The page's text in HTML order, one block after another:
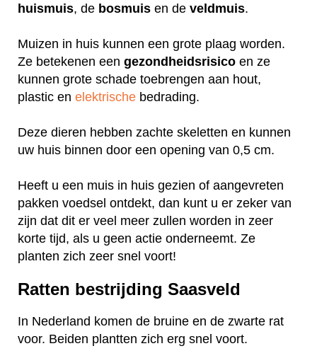
huismuis, de bosmuis en de veldmuis.
Muizen in huis kunnen een grote plaag worden.
Ze betekenen een gezondheidsrisico en ze
kunnen grote schade toebrengen aan hout,
plastic en elektrische bedrading.
Deze dieren hebben zachte skeletten en kunnen
uw huis binnen door een opening van 0,5 cm.
Heeft u een muis in huis gezien of aangevreten
pakken voedsel ontdekt, dan kunt u er zeker van
zijn dat dit er veel meer zullen worden in zeer
korte tijd, als u geen actie onderneemt. Ze
planten zich zeer snel voort!
Ratten bestrijding Saasveld
In Nederland komen de bruine en de zwarte rat
voor. Beiden plantten zich erg snel voort.